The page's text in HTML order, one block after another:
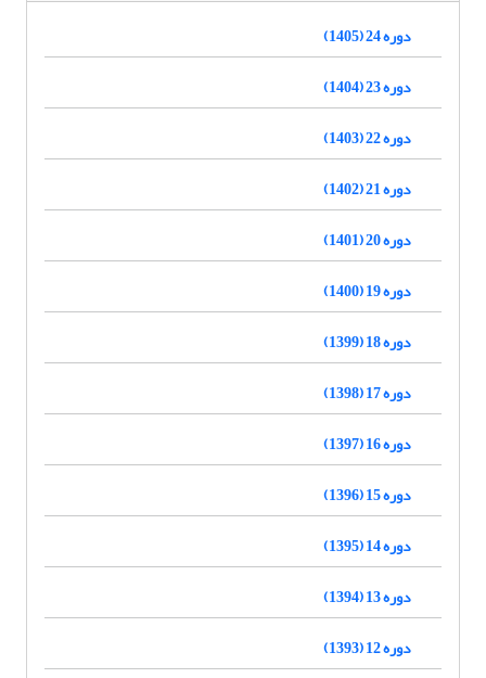
دوره 24 (1405)
دوره 23 (1404)
دوره 22 (1403)
دوره 21 (1402)
دوره 20 (1401)
دوره 19 (1400)
دوره 18 (1399)
دوره 17 (1398)
دوره 16 (1397)
دوره 15 (1396)
دوره 14 (1395)
دوره 13 (1394)
دوره 12 (1393)